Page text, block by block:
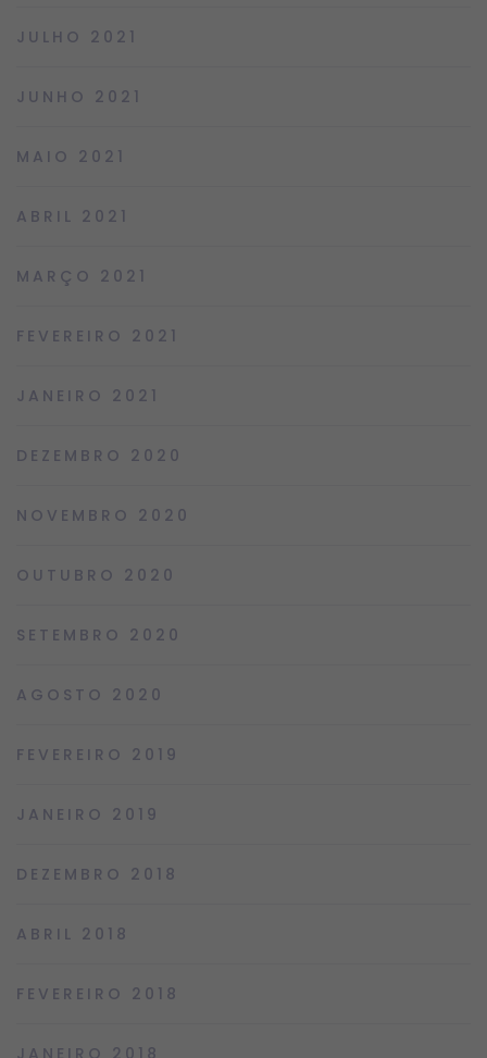
JULHO 2021
JUNHO 2021
MAIO 2021
ABRIL 2021
MARÇO 2021
FEVEREIRO 2021
JANEIRO 2021
DEZEMBRO 2020
NOVEMBRO 2020
OUTUBRO 2020
SETEMBRO 2020
AGOSTO 2020
FEVEREIRO 2019
JANEIRO 2019
DEZEMBRO 2018
ABRIL 2018
FEVEREIRO 2018
JANEIRO 2018